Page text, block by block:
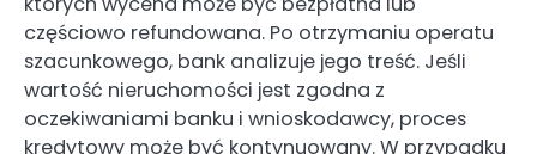
częściowo refundowana. Po otrzymaniu operatu
szacunkowego, bank analizuje jego treść. Jeśli
wartość nieruchomości jest zgodna z
oczekiwaniami banku i wnioskodawcy, proces
kredytowy może być kontynuowany. W przypadku